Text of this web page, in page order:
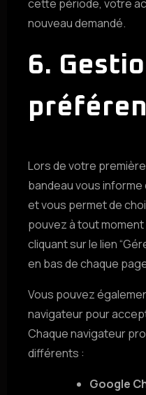
cette période, votre
nouveau demandé.
6.
Lors de votre
bandeau vous
et vous permet de
pouvez à tout
cliquant sur le lien
en bas de chaque
Vous pouvez
navigateur pour
Chaque navigateur
différents :
Google